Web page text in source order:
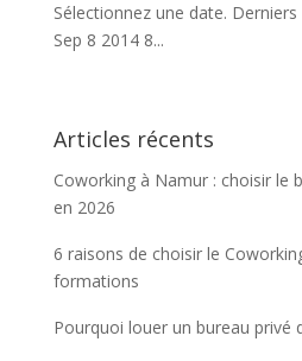
Sélectionnez une date.
Sep 8 2014 8...
Articles récents
Coworking à Namur : choisir le
en 2026
6 raisons de choisir le
formations
Pourquoi louer un bureau privé